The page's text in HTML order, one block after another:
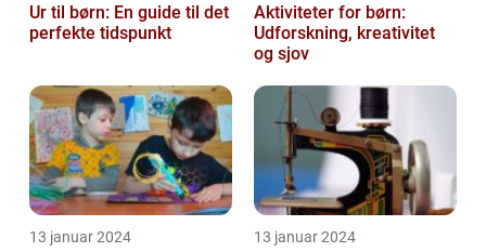
Ur til børn: En guide til det
perfekte tidspunkt
Aktiviteter for børn:
Udforskning, kreativitet
og sjov
13 januar 2024 13 januar 2024